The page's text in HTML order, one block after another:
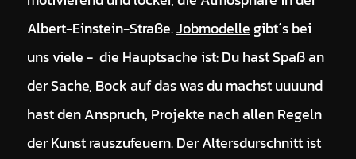
Albert-Einstein-Straße.Jobmodellegibt´s bei
uns viele - die Hauptsache ist: Du hast Spaß an
der Sache, Bock auf das was du machst uuuund
hast den Anspruch, Projekte nach allen Regeln
der Kunst rauszufeuern. Der Altersdurschnitt ist